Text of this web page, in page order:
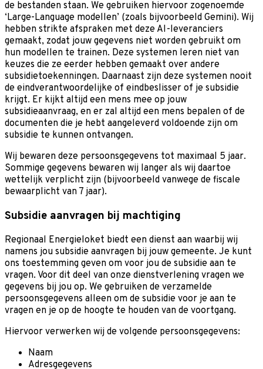
de bestanden staan. We gebruiken hiervoor zogenoemde
‘Large-Language modellen’ (zoals bijvoorbeeld Gemini). Wij
hebben strikte afspraken met deze AI-leveranciers
gemaakt, zodat jouw gegevens niet worden gebruikt om
hun modellen te trainen. Deze systemen leren niet van
keuzes die ze eerder hebben gemaakt over andere
subsidietoekenningen. Daarnaast zijn deze systemen nooit
de eindverantwoordelijke of eindbeslisser of je subsidie
krijgt. Er kijkt altijd een mens mee op jouw
subsidieaanvraag, en er zal altijd een mens bepalen of de
documenten die je hebt aangeleverd voldoende zijn om
subsidie te kunnen ontvangen.
Wij bewaren deze persoonsgegevens tot maximaal 5 jaar.
Sommige gegevens bewaren wij langer als wij daartoe
wettelijk verplicht zijn (bijvoorbeeld vanwege de fiscale
bewaarplicht van 7 jaar).
Subsidie aanvragen bij machtiging
Regionaal Energieloket biedt een dienst aan waarbij wij
namens jou subsidie aanvragen bij jouw gemeente. Je kunt
ons toestemming geven om voor jou de subsidie aan te
vragen. Voor dit deel van onze dienstverlening vragen we
gegevens bij jou op. We gebruiken de verzamelde
persoonsgegevens alleen om de subsidie voor je aan te
vragen en je op de hoogte te houden van de voortgang.
Hiervoor verwerken wij de volgende persoonsgegevens:
Naam
Adresgegevens